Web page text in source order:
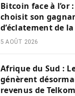
Bitcoin face à l’or
choisit son
d’éclatement de
5 AOÛT 2026
Afrique du Sud :
génèrent
revenus de Telkom